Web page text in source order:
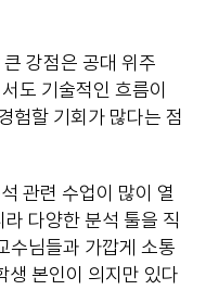
강점은 공대 위주
도 기술적인 흐름이
험할 기회가 많다는 점
관련 수업이 많이 열
다양한 분석 툴을 직
수님들과 가깝게 소통
생 본인이 의지만 있다